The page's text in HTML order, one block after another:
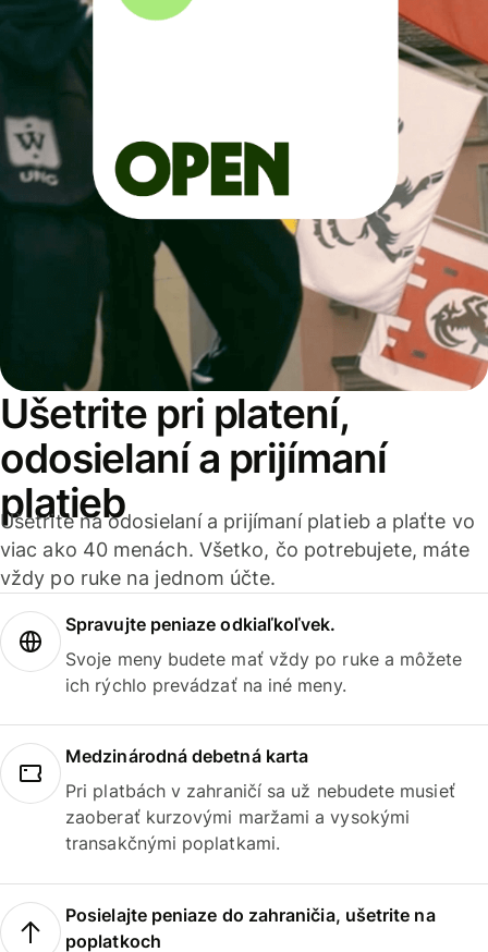
Ušetrite pri platení,
odosielaní a prijímaní
platieb
Ušetrite na odosielaní a prijímaní platieb a plaťte vo
viac ako 40 menách. Všetko, čo potrebujete, máte
vždy po ruke na jednom účte.
Spravujte peniaze odkiaľkoľvek.
Svoje meny budete mať vždy po ruke a môžete
ich rýchlo prevádzať na iné meny.
Medzinárodná debetná karta
Pri platbách v zahraničí sa už nebudete musieť
zaoberať kurzovými maržami a vysokými
transakčnými poplatkami.
Posielajte peniaze do zahraničia, ušetrite na
poplatkoch